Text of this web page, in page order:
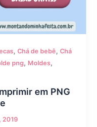
,Chá de bebê,Chá
png, Moldes,
em PNG
2019